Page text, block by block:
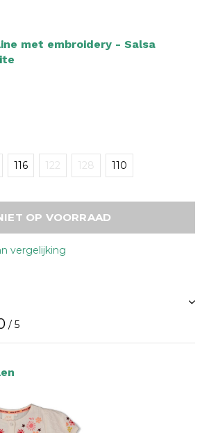
met embroidery - Salsa
116 122 128 110
OP VOORRAAD
vergelijking
/ 5